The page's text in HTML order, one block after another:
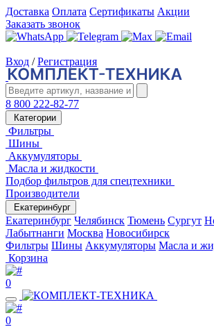
Доставка Оплата Сертификаты Акции
Заказать звонок
Вход / Регистрация
8 800 222-82-77
Категории
Фильтры
Шины
Аккумуляторы
Масла и жидкости
Подбор фильтров для спецтехники
Производители
Екатеринбург
Екатеринбург Челябинск Тюмень Сургут
Лабытнанги Москва Новосибирск
Фильтры Шины Аккумуляторы Масла и
Корзина
0
0